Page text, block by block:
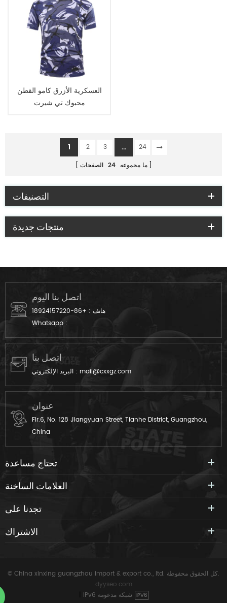
العسكرية الأزرق كامو القطن
محبوك تي شيرت
1 2 3 ...
24
ما مجموعه 24 الصفحات
التصنيفات
منتجات جديدة
اتصل بنا اليوم
هاتف : +86-18924157220
Whatsapp :
اتصل بنا
البريد الإلكتروني : mail@cxxgz.com
عنوان
Flr.6, No. 128 Jiangyuan Street, Tianhe District, Guangzhou,
China
تحتاج مساعدة
العلامات الساخنة
تجدنا على
الاشتراك
© China xinxing guangzhou import & export co., ltd. كل الحقوق محفوظة.
dyyseo.com
IPv6 شبكة مدعومة IPV6